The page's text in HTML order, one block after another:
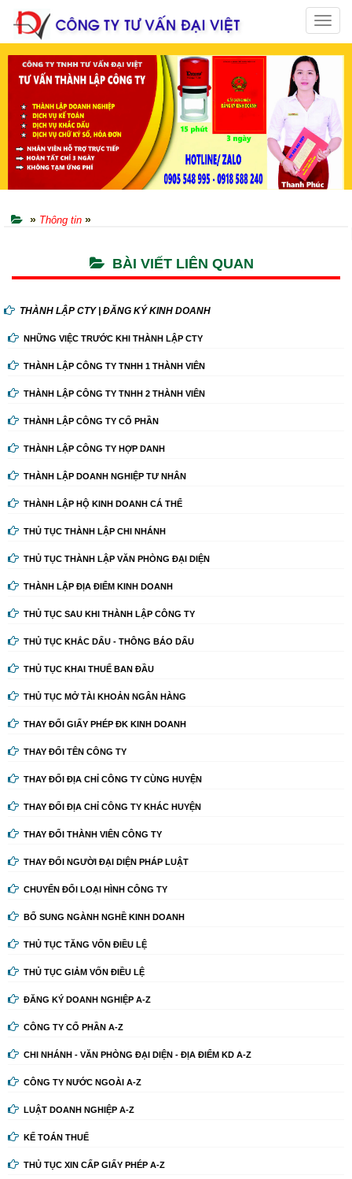
» Thông tin »
BÀI VIẾT LIÊN QUAN
THÀNH LẬP CTY | ĐĂNG KÝ KINH DOANH
NHỮNG VIỆC TRƯỚC KHI THÀNH LẬP CTY
THÀNH LẬP CÔNG TY TNHH 1 THÀNH VIÊN
THÀNH LẬP CÔNG TY TNHH 2 THÀNH VIÊN
THÀNH LẬP CÔNG TY CỔ PHẦN
THÀNH LẬP CÔNG TY HỢP DANH
THÀNH LẬP DOANH NGHIỆP TƯ NHÂN
THÀNH LẬP HỘ KINH DOANH CÁ THỂ
THỦ TỤC THÀNH LẬP CHI NHÁNH
THỦ TỤC THÀNH LẬP VĂN PHÒNG ĐẠI DIỆN
THÀNH LẬP ĐỊA ĐIỂM KINH DOANH
THỦ TỤC SAU KHI THÀNH LẬP CÔNG TY
THỦ TỤC KHẮC DẤU - THÔNG BÁO DẤU
THỦ TỤC KHAI THUẾ BAN ĐẦU
THỦ TỤC MỞ TÀI KHOẢN NGÂN HÀNG
THAY ĐỔI GIẤY PHÉP ĐK KINH DOANH
THAY ĐỔI TÊN CÔNG TY
THAY ĐỔI ĐỊA CHỈ CÔNG TY CÙNG HUYỆN
THAY ĐỔI ĐỊA CHỈ CÔNG TY KHÁC HUYỆN
THAY ĐỔI THÀNH VIÊN CÔNG TY
THAY ĐỔI NGƯỜI ĐẠI DIỆN PHÁP LUẬT
CHUYỂN ĐỔI LOẠI HÌNH CÔNG TY
BỔ SUNG NGÀNH NGHỀ KINH DOANH
THỦ TỤC TĂNG VỐN ĐIỀU LỆ
THỦ TỤC GIẢM VỐN ĐIỀU LỆ
ĐĂNG KÝ DOANH NGHIỆP A-Z
CÔNG TY CỔ PHẦN A-Z
CHI NHÁNH - VĂN PHÒNG ĐẠI DIỆN - ĐỊA ĐIỂM KD A-Z
CÔNG TY NƯỚC NGOÀI A-Z
LUẬT DOANH NGHIỆP A-Z
KẾ TOÁN THUẾ
THỦ TỤC XIN CẤP GIẤY PHÉP A-Z